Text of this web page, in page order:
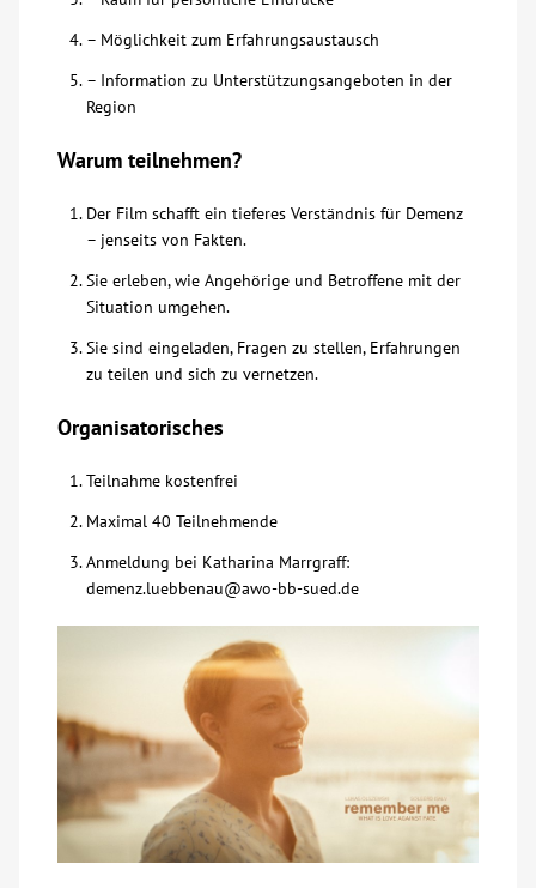
Glossar
Suche
Kontakt
AWO BB Süd
– Möglichkeit zum Erfahrungsaustausch
– Information zu Unterstützungsangeboten in der
Region
Warum teilnehmen?
Der Film schafft ein tieferes Verständnis für Demenz
– jenseits von Fakten.
Sie erleben, wie Angehörige und Betroffene mit der
Situation umgehen.
Sie sind eingeladen, Fragen zu stellen, Erfahrungen
zu teilen und sich zu vernetzen.
Organisatorisches
Teilnahme kostenfrei
Maximal 40 Teilnehmende
Anmeldung bei Katharina Marrgraff:
demenz.luebbenau@awo-bb-sued.de